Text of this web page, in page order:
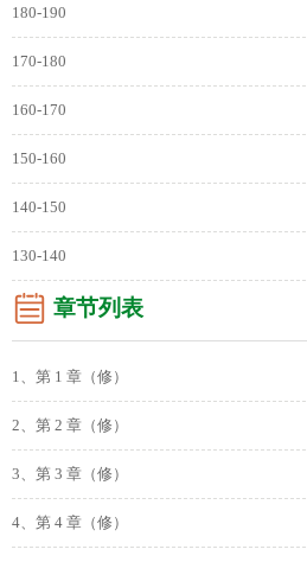
180-190
170-180
160-170
150-160
140-150
130-140
章节列表
1、第 1 章（修）
2、第 2 章（修）
3、第 3 章（修）
4、第 4 章（修）